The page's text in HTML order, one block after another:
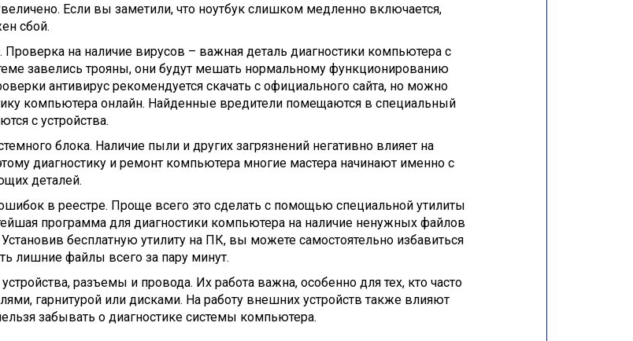
Если вы заметили, что ноутбук слишком медленно включается,
сбой.
Проверка на наличие вирусов – важная деталь диагностики компьютера с
завелись трояны, они будут мешать нормальному функционированию
антивирус рекомендуется скачать с официального сайта, но можно
компьютера онлайн. Найденные вредители помещаются в специальный
с устройства.
блока. Наличие пыли и других загрязнений негативно влияет на
диагностику и ремонт компьютера многие мастера начинают именно с
деталей.
в реестре. Проще всего это сделать с помощью специальной утилиты
программа для диагностики компьютера на наличие ненужных файлов
бесплатную утилиту на ПК, вы можете самостоятельно избавиться
лишние файлы всего за пару минут.
разъемы и провода. Их работа важна, особенно для тех, кто часто
гарнитурой или дисками. На работу внешних устройств также влияют
забывать о диагностике системы компьютера.